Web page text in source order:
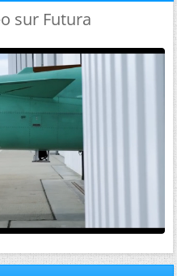
sur Futura